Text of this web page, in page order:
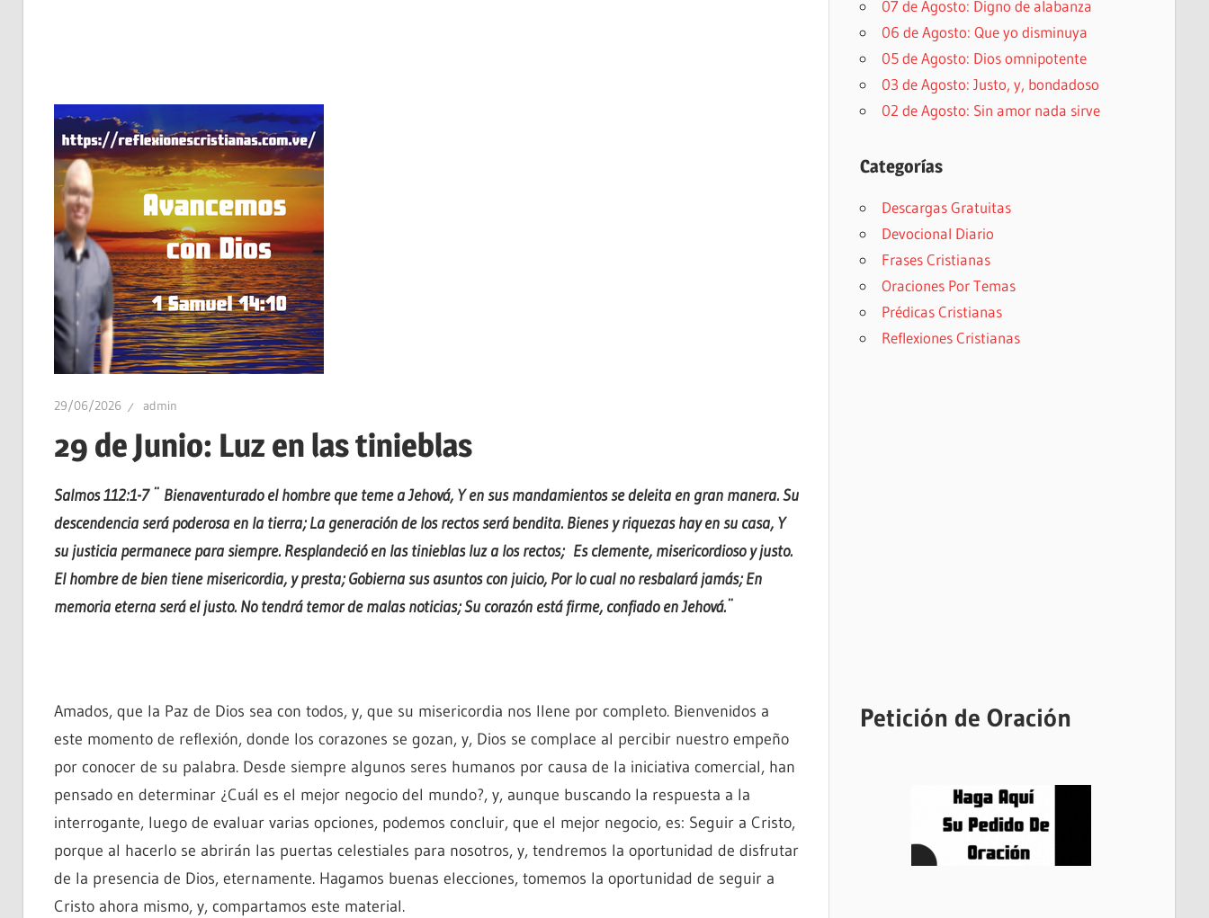
29/06/2026 admin
29 de Junio: Luz en las tinieblas
Salmos 112:1-7 ¨ Bienaventurado el hombre que teme a Jehová, Y en sus mandamientos se deleita en gran manera. Su
descendencia será poderosa en la tierra; La generación de los rectos será bendita. Bienes y riquezas hay en su casa, Y
su justicia permanece para siempre. Resplandeció en las tinieblas luz a los rectos; Es clemente, misericordioso y justo.
El hombre de bien tiene misericordia, y presta; Gobierna sus asuntos con juicio, Por lo cual no resbalará jamás; En
memoria eterna será el justo. No tendrá temor de malas noticias; Su corazón está firme, confiado en Jehová.¨
Amados, que la Paz de Dios sea con todos, y, que su misericordia nos llene por completo. Bienvenidos a
este momento de reflexión, donde los corazones se gozan, y, Dios se complace al percibir nuestro empeño
por conocer de su palabra. Desde siempre algunos seres humanos por causa de la iniciativa comercial, han
pensado en determinar ¿Cuál es el mejor negocio del mundo?, y, aunque buscando la respuesta a la
interrogante, luego de evaluar varias opciones, podemos concluir, que el mejor negocio, es: Seguir a Cristo,
porque al hacerlo se abrirán las puertas celestiales para nosotros, y, tendremos la oportunidad de disfrutar
de la presencia de Dios, eternamente. Hagamos buenas elecciones, tomemos la oportunidad de seguir a
Cristo ahora mismo, y, compartamos este material.
07 de Agosto: Digno de alabanza
06 de Agosto: Que yo disminuya
05 de Agosto: Dios omnipotente
03 de Agosto: Justo, y, bondadoso
02 de Agosto: Sin amor nada sirve
Categorías
Descargas Gratuitas
Devocional Diario
Frases Cristianas
Oraciones Por Temas
Prédicas Cristianas
Reflexiones Cristianas
Petición de Oración